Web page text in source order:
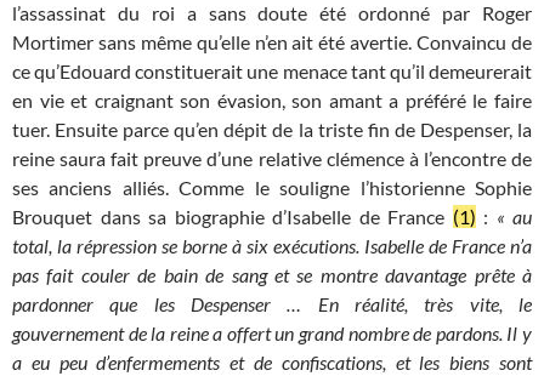
l’assassinat du roi a sans doute été ordonné par Roger
Mortimer sans même qu’elle n’en ait été avertie. Convaincu de
ce qu’Edouard constituerait une menace tant qu’il demeurerait
en vie et craignant son évasion, son amant a préféré le faire
tuer. Ensuite parce qu’en dépit de la triste fin de Despenser, la
reine saura fait preuve d’une relative clémence à l’encontre de
ses anciens alliés. Comme le souligne l’historienne Sophie
Brouquet dans sa biographie d’Isabelle de France (1) : « au
total, la répression se borne à six exécutions. Isabelle de France n’a
pas fait couler de bain de sang et se montre davantage prête à
pardonner que les Despenser … En réalité, très vite, le
gouvernement de la reine a offert un grand nombre de pardons. Il y
a eu peu d’enfermements et de confiscations, et les biens sont